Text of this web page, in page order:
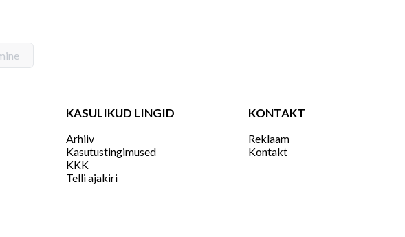
KASULIKUD LINGID
Arhiiv
Kasutustingimused
KKK
Telli ajakiri
KONTAKT
Reklaam
Kontakt